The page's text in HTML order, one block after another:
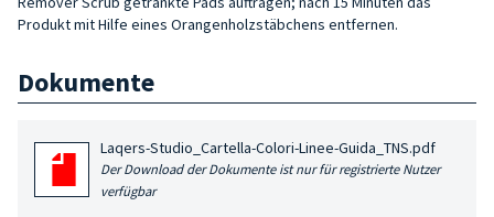
Produkt mit Hilfe eines Orangenholzstäbchens entfernen.
Dokumente
Laqers-Studio_Cartella-Colori-Linee-Guida_TNS.pdf
Der Download der Dokumente ist nur für registrierte Nutzer
verfügbar